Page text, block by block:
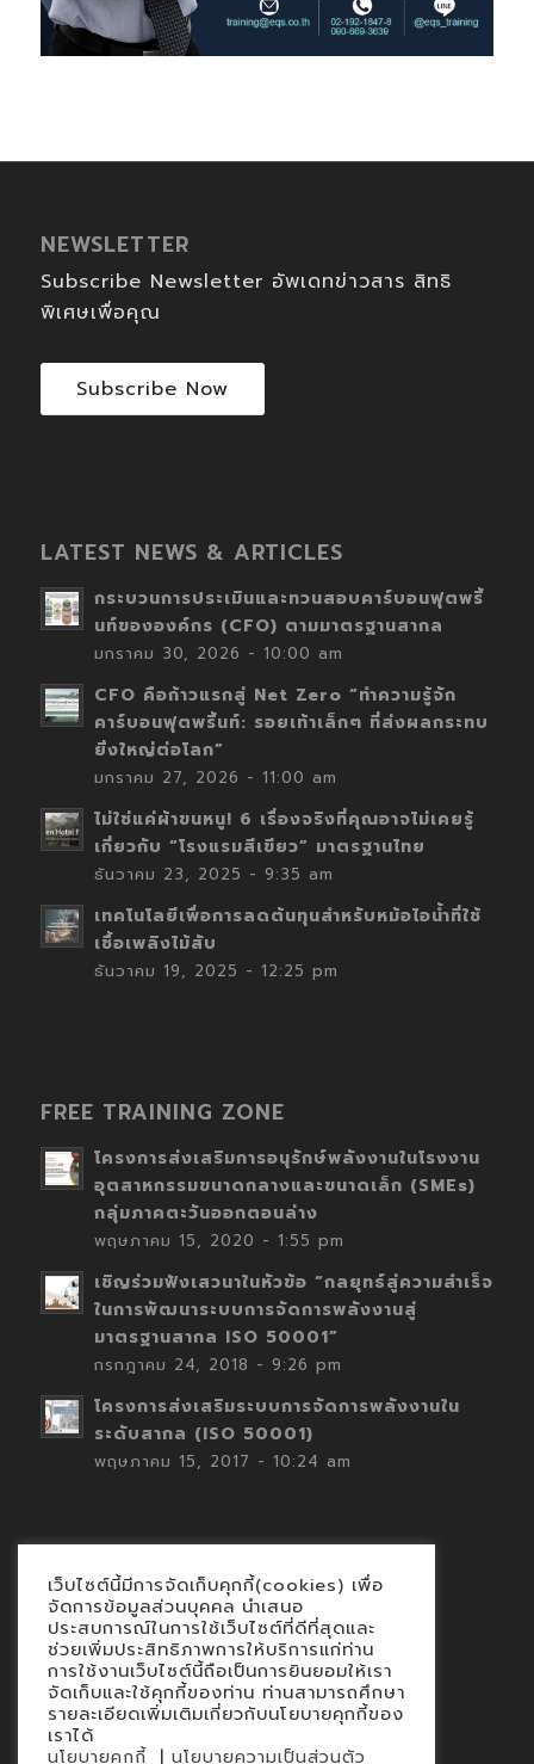
NEWSLETTER
Subscribe Newsletter อัพเดทข่าวสาร สิทธิ
พิเศษเพื่อคุณ
Subscribe Now
LATEST NEWS & ARTICLES
กระบวนการประเมินและทวนสอบคาร์บอนฟุตพริ้
นท์ขององค์กร (CFO) ตามมาตรฐานสากล
มกราคม 30, 2026 - 10:00 am
CFO คือก้าวแรกสู่ Net Zero “ทำความรู้จัก
คาร์บอนฟุตพริ้นท์: รอยเท้าเล็กๆ ที่ส่งผลกระทบ
ยิ่งใหญ่ต่อโลก”
มกราคม 27, 2026 - 11:00 am
ไม่ใช่แค่ผ้าขนหนู! 6 เรื่องจริงที่คุณอาจไม่เคยรู้
เกี่ยวกับ “โรงแรมสีเขียว” มาตรฐานไทย
ธันวาคม 23, 2025 - 9:35 am
เทคโนโลยีเพื่อการลดต้นทุนสำหรับหม้อไอน้ำที่ใช้
เชื้อเพลิงไม้สับ
ธันวาคม 19, 2025 - 12:25 pm
FREE TRAINING ZONE
โครงการส่งเสริมการอนุรักษ์พลังงานในโรงงาน
อุตสาหกรรมขนาดกลางและขนาดเล็ก (SMEs)
กลุ่มภาคตะวันออกตอนล่าง
พฤษภาคม 15, 2020 - 1:55 pm
เชิญร่วมฟังเสวนาในหัวข้อ “กลยุทธ์สู่ความสำเร็จ
ในการพัฒนาระบบการจัดการพลังงานสู่
มาตรฐานสากล ISO 50001”
กรกฎาคม 24, 2018 - 9:26 pm
โครงการส่งเสริมระบบการจัดการพลังงานใน
ระดับสากล (ISO 50001)
พฤษภาคม 15, 2017 - 10:24 am
Contact
นโยบายคุกกี้
นโยบายข้อมูลส่วนบุคคล
เว็บไซต์นี้มีการจัดเก็บคุกกี้(cookies) เพื่อ
จัดการข้อมูลส่วนบุคคล นำเสนอ
ประสบการณ์ในการใช้เว็บไซต์ที่ดีที่สุดและ
ช่วยเพิ่มประสิทธิภาพการให้บริการแก่ท่าน
การใช้งานเว็บไซต์นี้ถือเป็นการยินยอมให้เรา
จัดเก็บและใช้คุกกี้ของท่าน ท่านสามารถศึกษา
รายละเอียดเพิ่มเติมเกี่ยวกับนโยบายคุกกี้ของ
เราได้
นโยบายคุกกี้ | นโยบายความเป็นส่วนตัว